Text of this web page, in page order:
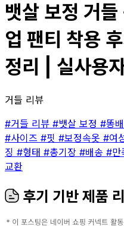
뱃살 보정 거
업 팬티 착용
정리 | 실사용
거들 리뷰
#거들 리뷰 #뱃살 보정 #똥
#사이즈 #핏 #보정속옷 #여
징 #형태 #총기장 #배송 #만
교환
후기 기반 제품